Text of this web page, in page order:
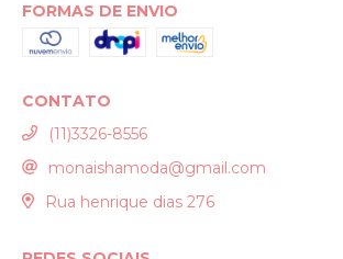
FORMAS DE ENVIO
CONTATO
(11)3326-8556
monaishamoda@gmail.com
Rua henrique dias 276